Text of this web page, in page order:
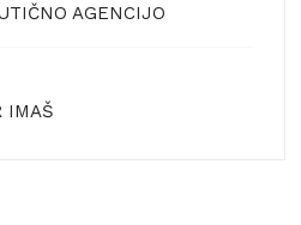
AGENCIJO
IMAŠ